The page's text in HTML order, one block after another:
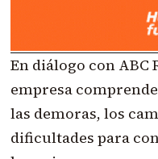
En diálogo con ABC
empresa
las demoras, los
dificultades para